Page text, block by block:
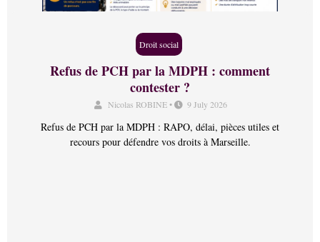
Droit social
Refus de PCH par la MDPH : comment
contester ?
Nicolas ROBINE• 9 July 2026
Refus de PCH par la MDPH : RAPO, délai, pièces utiles et
recours pour défendre vos droits à Marseille.